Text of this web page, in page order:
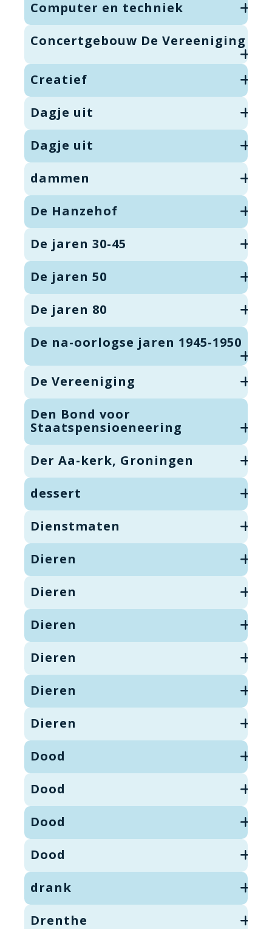
Computer en techniek
Concertgebouw De Vereeniging
Creatief
Dagje uit
Dagje uit
dammen
De Hanzehof
De jaren 30-45
De jaren 50
De jaren 80
De na-oorlogse jaren 1945-1950
De Vereeniging
Den Bond voor
Staatspensioeneering
Der Aa-kerk, Groningen
dessert
Dienstmaten
Dieren
Dieren
Dieren
Dieren
Dieren
Dieren
Dood
Dood
Dood
Dood
drank
Drenthe